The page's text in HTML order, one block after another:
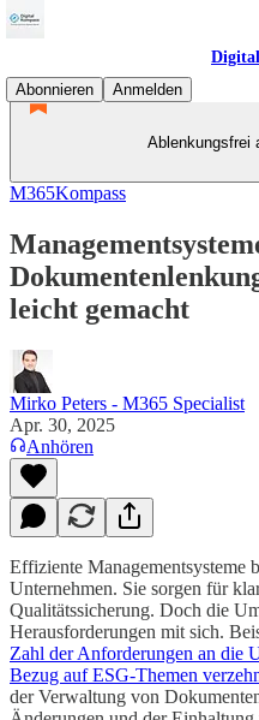
Abonnieren
Anmelden
Ablenkungsfrei
M365Kompass
leicht gemacht
Mirko Peters - M365 Specialist
Apr. 30, 2025
Anhören
Effiziente Managementsysteme
Unternehmen. Sie sorgen für
Qualitätssicherung. Doch die
Herausforderungen mit sich.
Zahl der Anforderungen an die
Bezug auf ESG-Themen
der Verwaltung von